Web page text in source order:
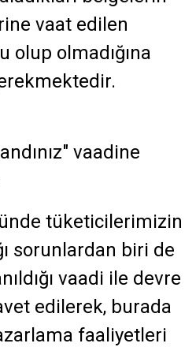
vaat edilen
olup olmadığına
vaadine
tüketicilerimizin
sorunlardan biri de
vaadi ile devre
edilerek, burada
faaliyetleri